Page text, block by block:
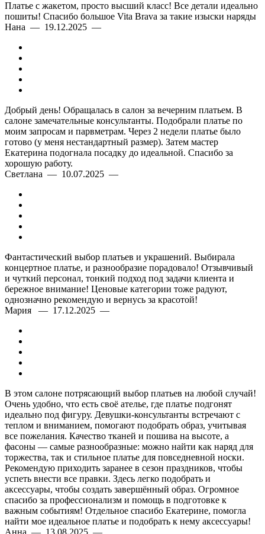
Платье с жакетом, просто высший класс! Все детали идеально
пошиты! Спасибо большое Vita Brava за такие изыски наряды
Нана — 19.12.2025 —
Добрый день! Обращалась в салон за вечерним платьем. В
салоне замечательные консультанты. Подобрали платье по
моим запросам и парвметрам. Через 2 недели платье было
готово (у меня нестандартный размер). Затем мастер
Екатерина подогнала посадку до идеальной. Спасибо за
хорошую работу.
Светлана — 10.07.2025 —
Фантастический выбор платьев и украшений. Выбирала
концертное платье, и разнообразие порадовало! Отзывчивый
и чуткий персонал, тонкий подход под задачи клиента и
бережное внимание! Ценовые категории тоже радуют,
однозначно рекомендую и вернусь за красотой!
Мария — 17.12.2025 —
В этом салоне потрясающий выбор платьев на любой случай!
Очень удобно, что есть своё ателье, где платье подгонят
идеально под фигуру. Девушки-консультанты встречают с
теплом и вниманием, помогают подобрать образ, учитывая
все пожелания. Качество тканей и пошива на высоте, а
фасоны — самые разнообразные: можно найти как наряд для
торжества, так и стильное платье для повседневной носки.
Рекомендую приходить заранее в сезон праздников, чтобы
успеть внести все правки. Здесь легко подобрать и
аксессуары, чтобы создать завершённый образ. Огромное
спасибо за профессионализм и помощь в подготовке к
важным событиям! Отдельное спасибо Екатерине, помогла
найти мое идеальное платье и подобрать к нему аксессуары!
Анна — 13.08.2025 —